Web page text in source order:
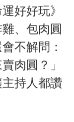
好好玩》
、包肉圓
不解問：
肉圓？」
持人都讚